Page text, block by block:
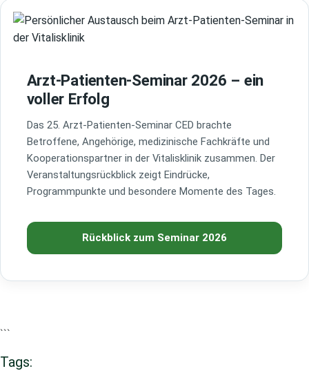
Arzt-Patienten-Seminar 2026 – ein
voller Erfolg
Das 25. Arzt-Patienten-Seminar CED brachte
Betroffene, Angehörige, medizinische Fachkräfte und
Kooperationspartner in der Vitalisklinik zusammen. Der
Veranstaltungsrückblick zeigt Eindrücke,
Programmpunkte und besondere Momente des Tages.
Rückblick zum Seminar 2026
```
Tags: